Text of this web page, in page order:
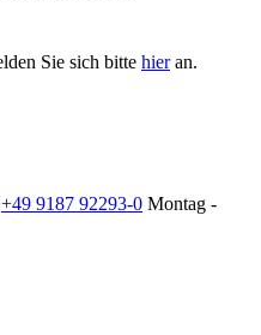
Sie sich bitte hieran.
+49 9187 92293-0 Montag -